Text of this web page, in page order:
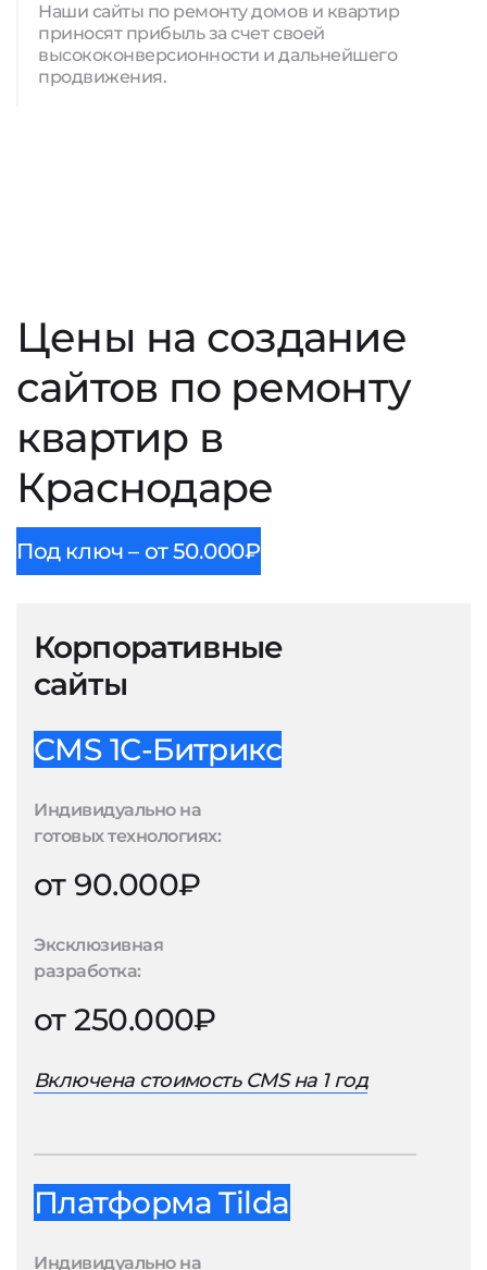
Наши сайты по ремонту домов и квартир
приносят прибыль за счет своей
высококонверсионности и дальнейшего
продвижения.
Цены на создание
сайтов по ремонту
квартир в
Краснодаре
Под ключ – от 50.000₽
Корпоративные
сайты
CMS 1С-Битрикс
Индивидуально на
готовых технологиях:
от 90.000₽
Эксклюзивная
разработка:
от 250.000₽
Включена стоимость CMS на 1 год
Платформа Tilda
Индивидуально на